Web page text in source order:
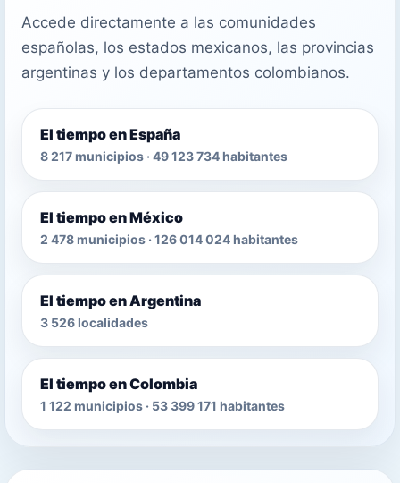
Accede directamente a las comunidades
españolas, los estados mexicanos, las provincias
argentinas y los departamentos colombianos.
El tiempo en España
8 217 municipios · 49 123 734 habitantes
El tiempo en México
2 478 municipios · 126 014 024 habitantes
El tiempo en Argentina
3 526 localidades
El tiempo en Colombia
1 122 municipios · 53 399 171 habitantes